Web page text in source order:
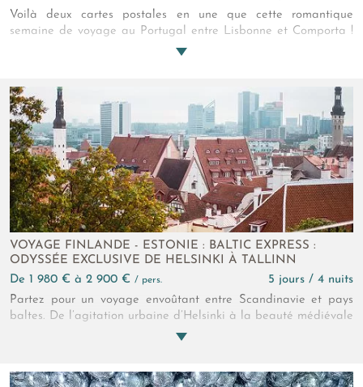
Voilà deux cartes postales en une que cette romantique
semaine de voyage au Portugal entre Lisbonne et Comporta !
D’un côté, c’est le Tage et l’énergie créative de la capitale. De
charme bohème. Ressourçant !
VOYAGE FINLANDE - ESTONIE : BALTIC EXPRESS :
ODYSSÉE EXCLUSIVE DE HELSINKI À TALLINN
de 1 980 € à 2 900 € / pers.
5 jours / 4 nuits
Partez pour un voyage envoûtant entre Scandinavie et pays
baltes. De l’agitation urbaine d’Helsinki à la beauté médiévale
de Tallinn, plongez dans une aventure riche en découvertes